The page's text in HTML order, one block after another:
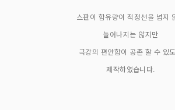
스판이 함유량이 적정선을 넘지
늘어나지는 않지만
극강의 편안함이 공존 할 수 있
제작하였습니다.